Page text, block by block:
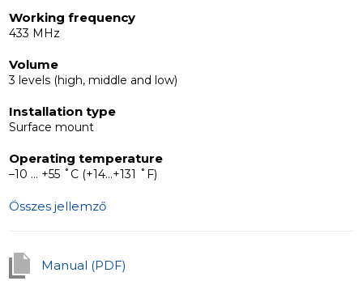
Working frequency
433 MHz
Volume
3 levels (high, middle and low)
Installation type
Surface mount
Operating temperature
–10 ... +55 ˚C (+14...+131 ˚F)
Összes jellemző
Manual (PDF)